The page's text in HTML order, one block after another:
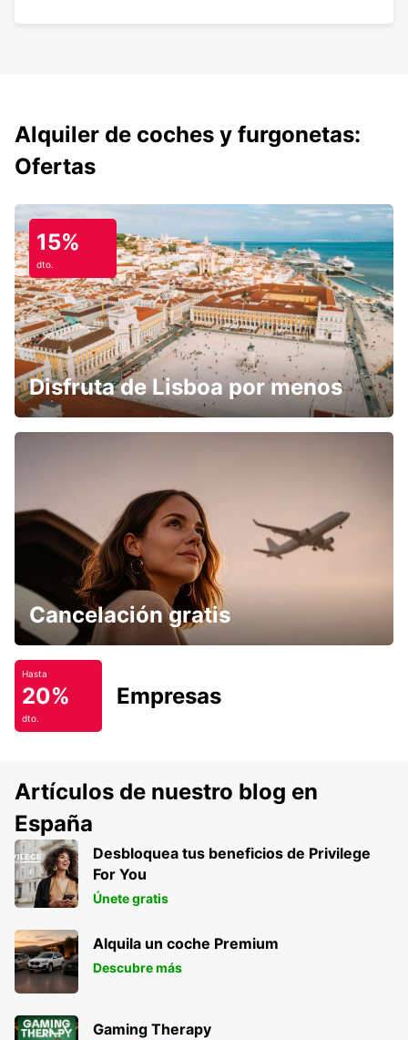
Alquiler de coches y furgonetas:
Ofertas
15%
dto.
Disfruta de Lisboa por menos
Cancelación gratis
Hasta
20%
dto.
Empresas
Artículos de nuestro blog en
España
Desbloquea tus beneficios de Privilege
For You
Únete gratis
Alquila un coche Premium
Descubre más
Gaming Therapy